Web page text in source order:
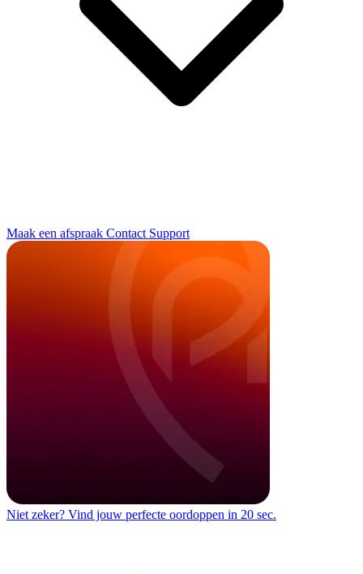
Maak een afspraak Contact Support
Niet zeker? Vind jouw perfecte oordoppen in 20 sec.